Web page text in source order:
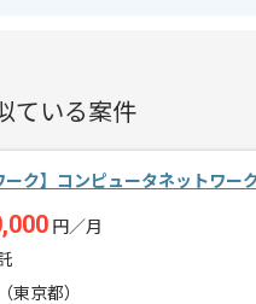
作業開始日
トからのコ
ている案件
ーク】コンピュータネットワ
円／月
東京都）